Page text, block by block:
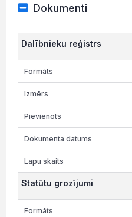
Dokumenti
Dalībnieku reģistrs
Statūtu grozījumi